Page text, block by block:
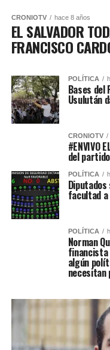
CRONIOTV hace 8 años
EL SALVADOR
FRANCISCO
POLÍTICA
Bases del
Usulután
CRONIOTV
#ENVIVO
del
POLÍTICA
facultad
POLÍTICA
Norman
financista
algún
necesitan